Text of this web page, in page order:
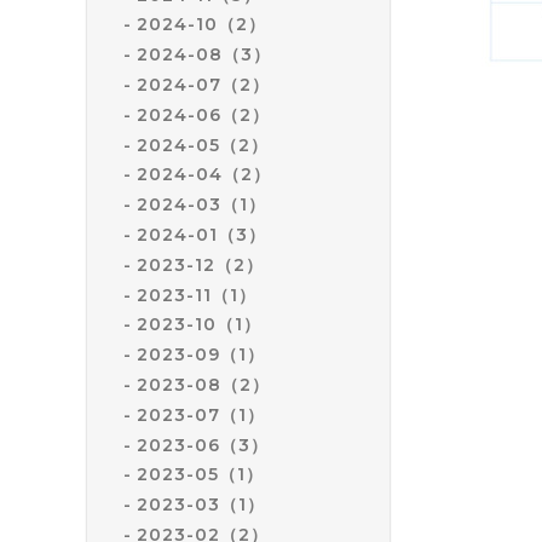
2024-10（2）
2024-08（3）
2024-07（2）
2024-06（2）
2024-05（2）
2024-04（2）
2024-03（1）
2024-01（3）
2023-12（2）
2023-11（1）
2023-10（1）
2023-09（1）
2023-08（2）
2023-07（1）
2023-06（3）
2023-05（1）
2023-03（1）
2023-02（2）